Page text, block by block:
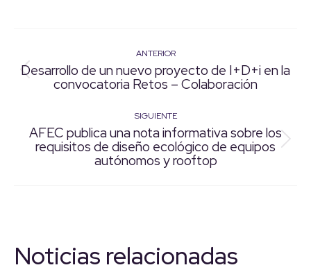
Navegación
entre
ANTERIOR
Publicación
Desarrollo de un nuevo proyecto de I+D+i en la
convocatoria Retos – Colaboración
SIGUIENTE
Publicación
siguiente:
AFEC publica una nota informativa sobre los
requisitos de diseño ecológico de equipos
autónomos y rooftop
Noticias relacionadas